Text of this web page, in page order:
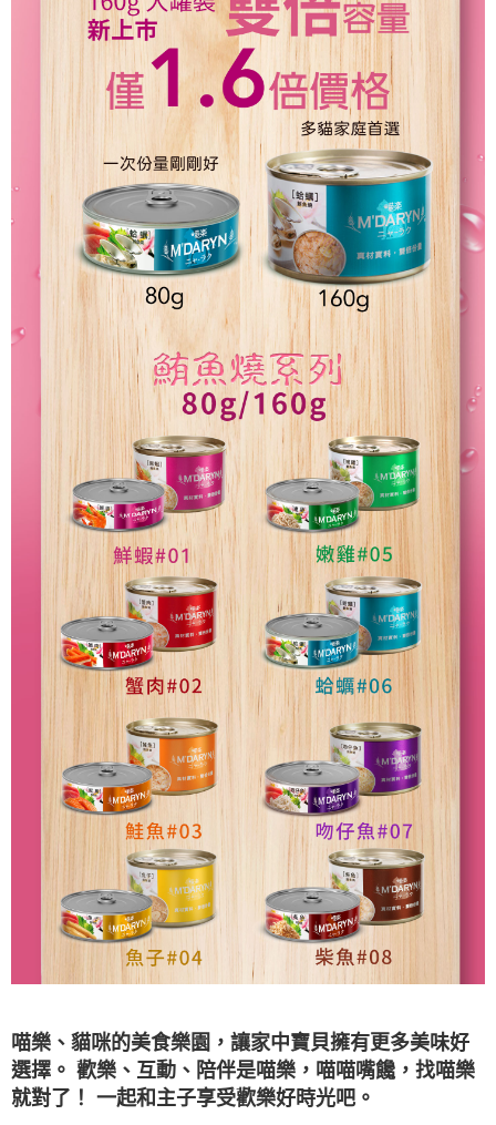
喵樂、貓咪的美食樂園，讓家中寶貝擁有更多美味好
選擇。 歡樂、互動、陪伴是喵樂，喵喵嘴饞，找喵樂
就對了！ 一起和主子享受歡樂好時光吧。